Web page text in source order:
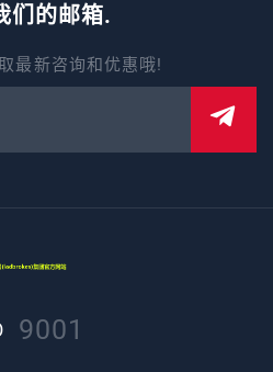
们的邮箱.
最新咨询和优惠哦!
9001